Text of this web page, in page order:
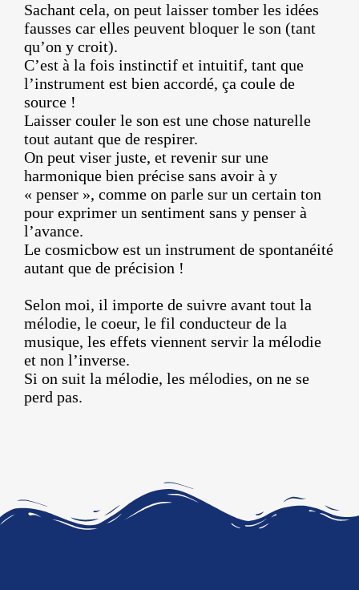
Sachant cela, on peut laisser tomber les idées
fausses car elles peuvent bloquer le son (tant
qu’on y croit).
C’est à la fois instinctif et intuitif, tant que
l’instrument est bien accordé, ça coule de
source !
Laisser couler le son est une chose naturelle
tout autant que de respirer.
On peut viser juste, et revenir sur une
harmonique bien précise sans avoir à y
« penser », comme on parle sur un certain ton
pour exprimer un sentiment sans y penser à
l’avance.
Le cosmicbow est un instrument de spontanéité
autant que de précision !
Selon moi, il importe de suivre avant tout la
mélodie, le coeur, le fil conducteur de la
musique, les effets viennent servir la mélodie
et non l’inverse.
Si on suit la mélodie, les mélodies, on ne se
perd pas.